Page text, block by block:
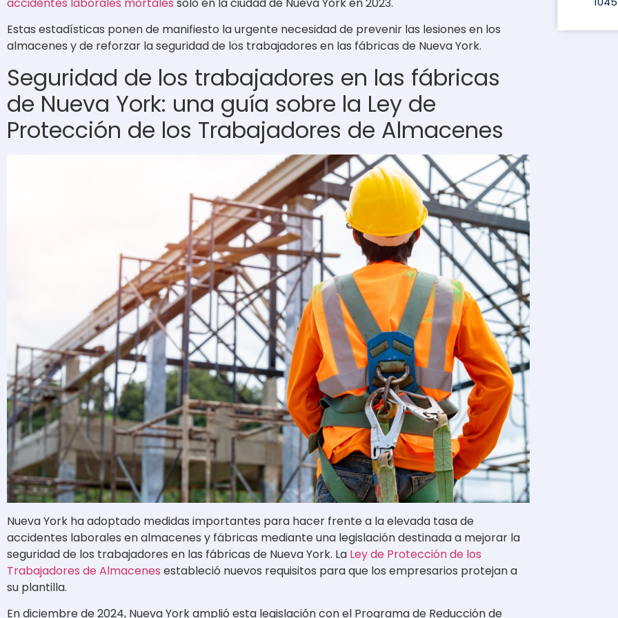
Estas estadísticas ponen de manifiesto la urgente necesidad de prevenir las lesiones en los
almacenes y de reforzar la seguridad de los trabajadores en las fábricas de Nueva York.
Seguridad de los trabajadores en las fábricas
de Nueva York: una guía sobre la Ley de
Protección de los Trabajadores de Almacenes
Nueva York ha adoptado medidas importantes para hacer frente a la elevada tasa de
accidentes laborales en almacenes y fábricas mediante una legislación destinada a mejorar la
seguridad de los trabajadores en las fábricas de Nueva York. La Ley de Protección de los
Trabajadores de Almacenes estableció nuevos requisitos para que los empresarios protejan a
su plantilla.
En diciembre de 2024, Nueva York amplió esta legislación con el Programa de Reducción de